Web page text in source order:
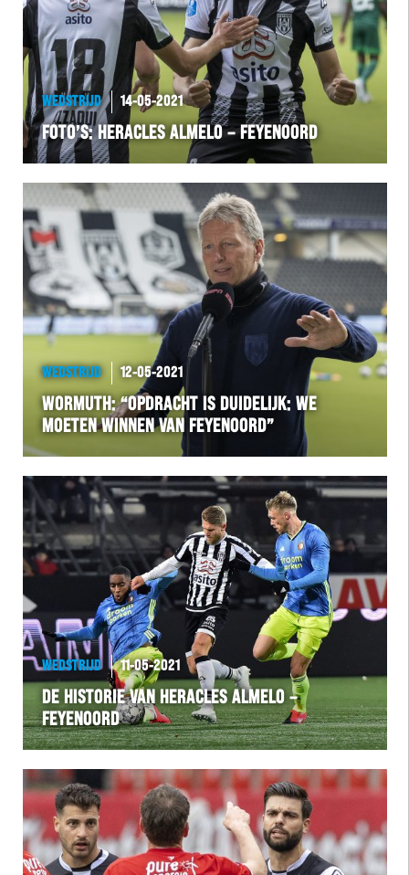
WEDSTRIJD 14-05-2021
FOTO’S: HERACLES ALMELO – FEYENOORD
WEDSTRIJD 12-05-2021
WORMUTH: “OPDRACHT IS DUIDELIJK: WE
MOETEN WINNEN VAN FEYENOORD”
WEDSTRIJD 11-05-2021
DE HISTORIE VAN HERACLES ALMELO –
FEYENOORD